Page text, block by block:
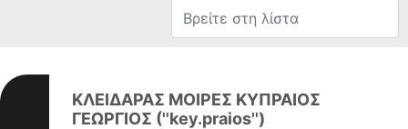
ΚΛΕΙΔΑΡΑΣ ΜΟΙΡΕΣ ΚΥΠΡΑΙΟΣ
ΓΕΩΡΓΙΟΣ (''key.praios'')